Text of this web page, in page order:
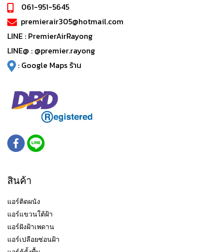
061-951-5645
premierair305@hotmail.com
LINE : PremierAirRayong
LINE@ : @premier.rayong
: Google Maps ร้าน
สินค้า
แอร์ติดผนัง
แอร์แขวนใต้ฝ้า
แอร์ฝังฝ้าเพดาน
แอร์เปลือยซ่อนฝ้า